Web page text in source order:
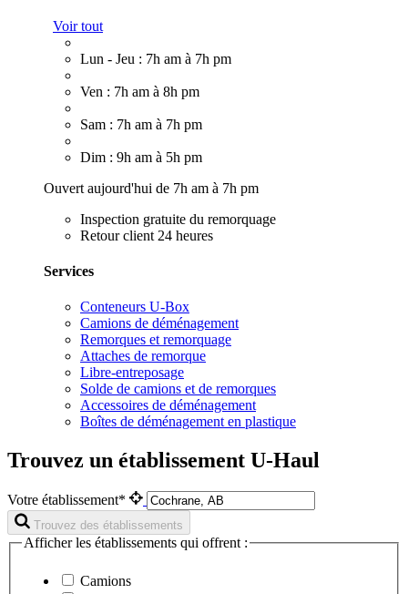
Voir tout
Lun - Jeu : 7h am à 7h pm
Ven : 7h am à 8h pm
Sam : 7h am à 7h pm
Dim : 9h am à 5h pm
Ouvert aujourd'hui de 7h am à 7h pm
Inspection gratuite du remorquage
Retour client 24 heures
Services
Conteneurs U-Box
Camions de déménagement
Remorques et remorquage
Attaches de remorque
Libre-entreposage
Solde de camions et de remorques
Accessoires de déménagement
Boîtes de déménagement en plastique
Trouvez un établissement U-Haul
Votre établissement*
Trouvez des établissements
Afficher les établissements qui offrent :
Camions